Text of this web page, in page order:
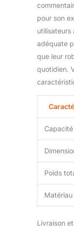
pour son
utilisateurs
adéquate
que leur
quotidien.
Capacité
Poids
Matériau
Livraison